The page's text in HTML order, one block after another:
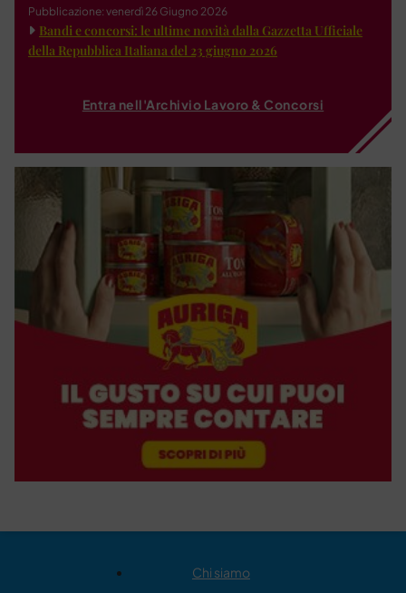
Pubblicazione: venerdì 26 Giugno 2026
Bandi e concorsi: le ultime novità dalla Gazzetta Ufficiale
della Repubblica Italiana del 23 giugno 2026
Entra nell'Archivio Lavoro & Concorsi
Chi siamo